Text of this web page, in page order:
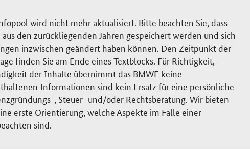
wird nicht mehr aktualisiert. Bitte beachten Sie, dass
den zurückliegenden Jahren gespeichert werden und sich
inzwischen geändert haben können. Den Zeitpunkt der
finden Sie am Ende eines Textblocks. Für Richtigkeit,
der Inhalte übernimmt das BMWE keine
Informationen sind kein Ersatz für eine persönliche
, Steuer- und/oder Rechtsberatung. Wir bieten
erste Orientierung, welche Aspekte im Falle einer
sind.